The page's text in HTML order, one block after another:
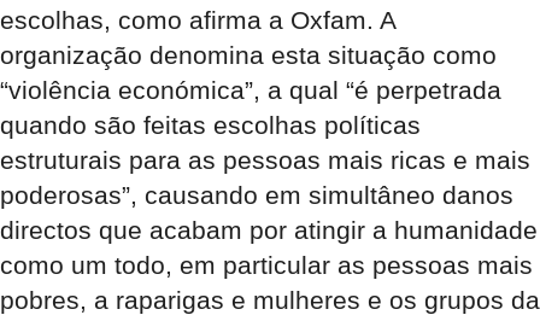
escolhas, como afirma a Oxfam. A
organização denomina esta situação como
“violência económica”, a qual “é perpetrada
quando são feitas escolhas políticas
estruturais para as pessoas mais ricas e mais
poderosas”, causando em simultâneo danos
directos que acabam por atingir a humanidade
como um todo, em particular as pessoas mais
pobres, a raparigas e mulheres e os grupos da